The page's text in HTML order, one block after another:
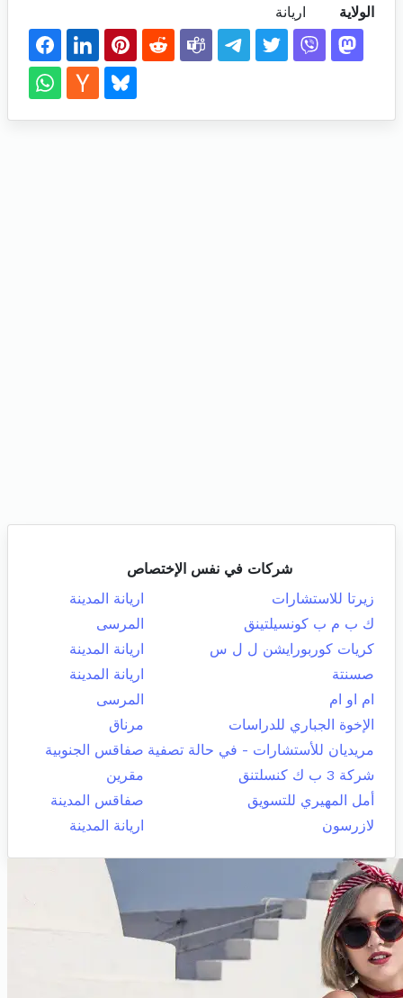
الولاية اريانة
شركات في نفس الإختصاص
زيرتا للاستشارات
اريانة المدينة
ك ب م ب كونسيلتينق
المرسى
كريات كوربورايشن ل ل س
اريانة المدينة
صسنتة
اريانة المدينة
ام او ام
المرسى
الإخوة الجباري للدراسات
مرناق
مريديان للأستشارات - في حالة تصفية صفاقس الجنوبية
شركة 3 ب ك كنسلتنق
مقرين
أمل المهيري للتسويق
صفاقس المدينة
لازرسون
اريانة المدينة